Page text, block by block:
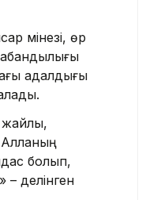
мінезі, өр
адалдығы
болып,
делінген